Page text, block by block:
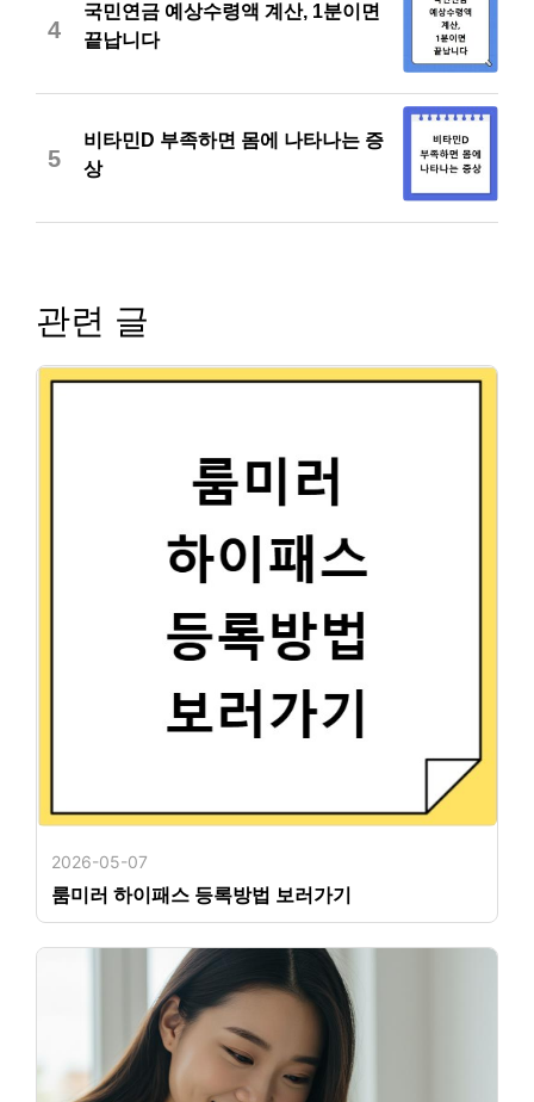
4
국민연금 예상수령액 계산, 1분이면
끝납니다
5
비타민D 부족하면 몸에 나타나는 증
상
관련 글
2026-05-07
룸미러 하이패스 등록방법 보러가기